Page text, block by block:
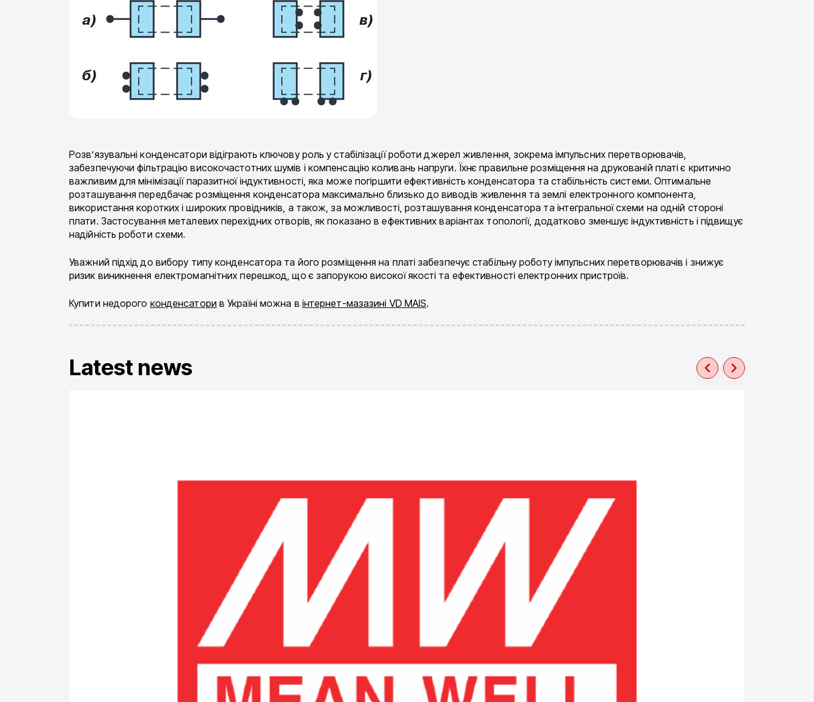
Розв’язувальні конденсатори відіграють ключову роль у стабілізації роботи джерел живлення, зокрема імпульсних перетворювачів,
забезпечуючи фільтрацію високочастотних шумів і компенсацію коливань напруги. Їхнє правильне розміщення на друкованій платі є критично
важливим для мінімізації паразитної індуктивності, яка може погіршити ефективність конденсатора та стабільність системи. Оптимальне
розташування передбачає розміщення конденсатора максимально близько до виводів живлення та землі електронного компонента,
використання коротких і широких провідників, а також, за можливості, розташування конденсатора та інтегральної схеми на одній стороні
плати. Застосування металевих перехідних отворів, як показано в ефективних варіантах топології, додатково зменшує індуктивність і підвищує
надійність роботи схеми.
Уважний підхід до вибору типу конденсатора та його розміщення на платі забезпечує стабільну роботу імпульсних перетворювачів і знижує
ризик виникнення електромагнітних перешкод, що є запорукою високої якості та ефективності електронних пристроїв.
Купити недорого конденсатори в Україні можна в інтернет-мазазині VD MAIS.
Latest news